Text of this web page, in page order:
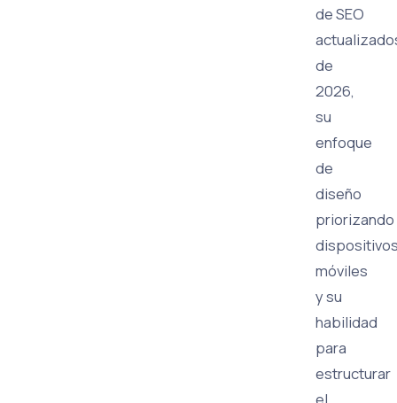
de SEO
de
2026,
su
enfoque
de
diseño
priorizando
móviles
y su
habilidad
para
estructurar